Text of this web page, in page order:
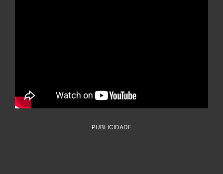
PUBLICIDADE